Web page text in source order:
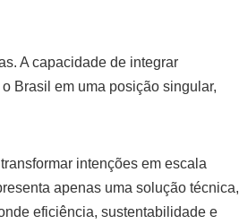
A capacidade de integrar
Brasil em uma posição singular,
intenções em escala
apenas uma solução técnica,
eficiência, sustentabilidade e